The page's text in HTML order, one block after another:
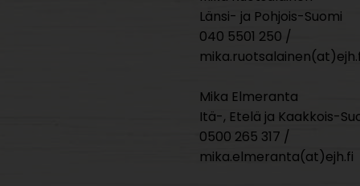
Länsi- ja Pohjois-Suomi
040 5501 250 /
Mika Elmeranta
Itä-, Etelä ja Kaakkois-
0500 265 317 /
mika.elmeranta(at)ejh.fi